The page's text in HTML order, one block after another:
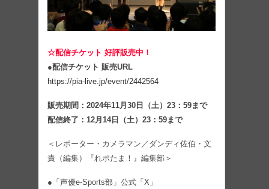
☆配信チケット 好評販売中！
●配信チケット 販売URL
https://pia-live.jp/event/2442564
販売期間：2024年11月30日（土）23：59まで
配信終了：12月14日（土）23：59まで
＜レポーター・カメラマン／ダンディ佐伯・文
責（編集）『れポたま！』編集部＞
●「声優e-Sports部」公式「X」